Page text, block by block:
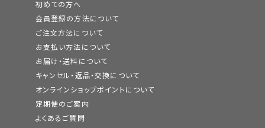
初めての方へ
会員登録の方法について
ご注文方法について
お支払い方法について
お届け・送料について
キャンセル・返品・交換について
オンラインショップポイントについて
定期便のご案内
よくあるご質問